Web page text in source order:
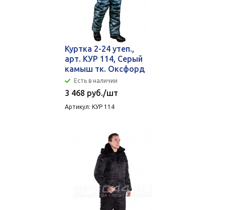
Куртка 2-24 утеп.,
арт. КУР 114, Серый
камыш тк. Оксфорд
Есть в наличии
3 468 руб./шт
Артикул: КУР 114